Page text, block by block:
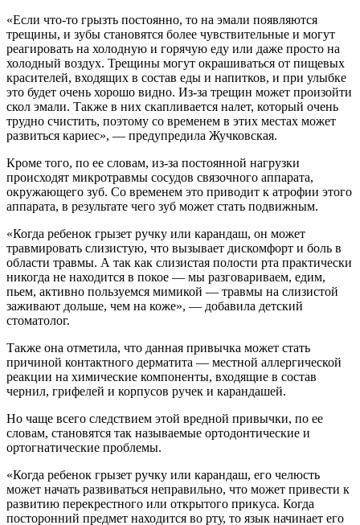
«Если что-то грызть постоянно, то на эмали появляются
трещины, и зубы становятся более чувствительные и могут
реагировать на холодную и горячую еду или даже просто на
холодный воздух. Трещины могут окрашиваться от пищевых
красителей, входящих в состав еды и напитков, и при улыбке
это будет очень хорошо видно. Из-за трещин может произойти
скол эмали. Также в них скапливается налет, который очень
трудно счистить, поэтому со временем в этих местах может
развиться кариес», — предупредила Жучковская.
Кроме того, по ее словам, из-за постоянной нагрузки
происходят микротравмы сосудов связочного аппарата,
окружающего зуб. Со временем это приводит к атрофии этого
аппарата, в результате чего зуб может стать подвижным.
«Когда ребенок грызет ручку или карандаш, он может
травмировать слизистую, что вызывает дискомфорт и боль в
области травмы. А так как слизистая полости рта практически
никогда не находится в покое — мы разговариваем, едим,
пьем, активно пользуемся мимикой — травмы на слизистой
заживают дольше, чем на коже», — добавила детский
стоматолог.
Также она отметила, что данная привычка может стать
причиной контактного дерматита — местной аллергической
реакции на химические компоненты, входящие в состав
чернил, грифелей и корпусов ручек и карандашей.
Но чаще всего следствием этой вредной привычки, по ее
словам, становятся так называемые ортодонтические и
ортогнатические проблемы.
«Когда ребенок грызет ручку или карандаш, его челюсть
может начать развиваться неправильно, что может привести к
развитию перекрестного или открытого прикуса. Когда
посторонний предмет находится во рту, то язык начинает его